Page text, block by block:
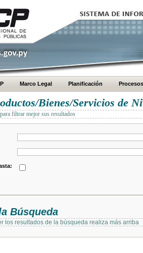
Marco Legal Planificación Procesos
Bienes/Servicios de
filtrar mejor sus resultados
Búsqueda
los resultados de la búsqueda realiza más arriba